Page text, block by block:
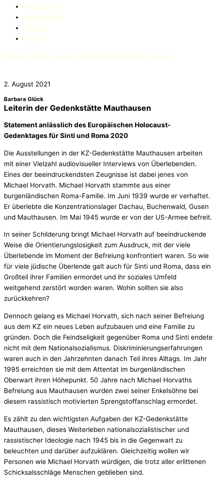
Geschichte
Anerkennung
Bildung
Kultur
Barbara Glück, Leiterin der Gedenkstätte Mauthausen
2. August 2021
Barbara Glück
Leiterin der Gedenkstätte Mauthausen
Statement anlässlich des Europäischen Holocaust-
Gedenktages für Sinti und Roma 2020
Die Ausstellungen in der KZ-Gedenkstätte Mauthausen arbeiten
mit einer Vielzahl audiovisueller Interviews von Überlebenden.
Eines der beeindruckendsten Zeugnisse ist dabei jenes von
Michael Horvath. Michael Horvath stammte aus einer
burgenländischen Roma-Familie. Im Juni 1939 wurde er verhaftet.
Er überlebte die Konzentrationslager Dachau, Buchenwald, Gusen
und Mauthausen. Im Mai 1945 wurde er von der US-Armee befreit.
In seiner Schilderung bringt Michael Horvath auf beeindruckende
Weise die Orientierungslosigkeit zum Ausdruck, mit der viele
Überlebende im Moment der Befreiung konfrontiert waren. So wie
für viele jüdische Überlende galt auch für Sinti und Roma, dass ein
Großteil ihrer Familien ermordet und ihr soziales Umfeld
weitgehend zerstört worden waren. Wohin sollten sie also
zurückkehren?
Dennoch gelang es Michael Horvath, sich nach seiner Befreiung
aus dem KZ ein neues Leben aufzubauen und eine Familie zu
gründen. Doch die Feindseligkeit gegenüber Roma und Sinti endete
nicht mit dem Nationalsozialismus. Diskriminierungserfahrungen
waren auch in den Jahrzehnten danach Teil ihres Alltags. Im Jahr
1995 erreichten sie mit dem Attentat im burgenländischen
Oberwart ihren Höhepunkt. 50 Jahre nach Michael Horvaths
Befreiung aus Mauthausen wurden zwei seiner Enkelsöhne bei
diesem rassistisch motivierten Sprengstoffanschlag ermordet.
Es zählt zu den wichtigsten Aufgaben der KZ-Gedenkstätte
Mauthausen, dieses Weiterleben nationalsozialistischer und
rassistischer Ideologie nach 1945 bis in die Gegenwart zu
beleuchten und darüber aufzuklären. Gleichzeitig wollen wir
Personen wie Michael Horvath würdigen, die trotz aller erlittenen
Schicksalsschläge Menschen geblieben sind.